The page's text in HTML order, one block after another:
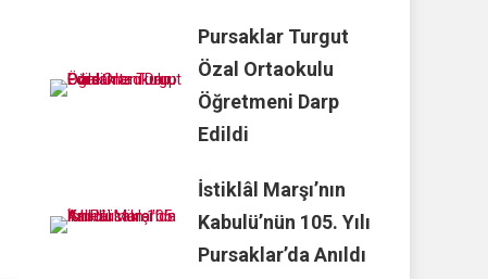
Pursaklar Turgut
Özal Ortaokulu
Öğretmeni Darp
Edildi
İstiklâl Marşı’nın
Kabulü’nün 105. Yılı
Pursaklar’da Anıldı